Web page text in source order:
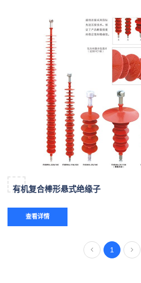
有机复合棒形悬式绝缘子
查看详情
1